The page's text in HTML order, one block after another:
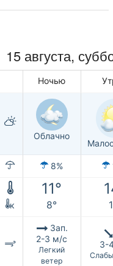
15 августа,
Ночью
Облачно
8%
11°
к 8°
Зап.
2-3 м/с
Легкий
ветер
3-